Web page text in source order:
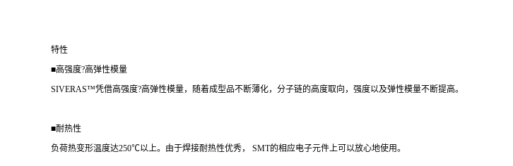
特性
■高强度?高弹性模量
SIVERAS™凭借高强度?高弹性模量，随着成型品不断薄化，分子链的高度取向，强度以及弹性模量不断提高。
■耐热性
负荷热变形温度达250℃以上。由于焊接耐热性优秀， SMT的相应电子元件上可以放心地使用。